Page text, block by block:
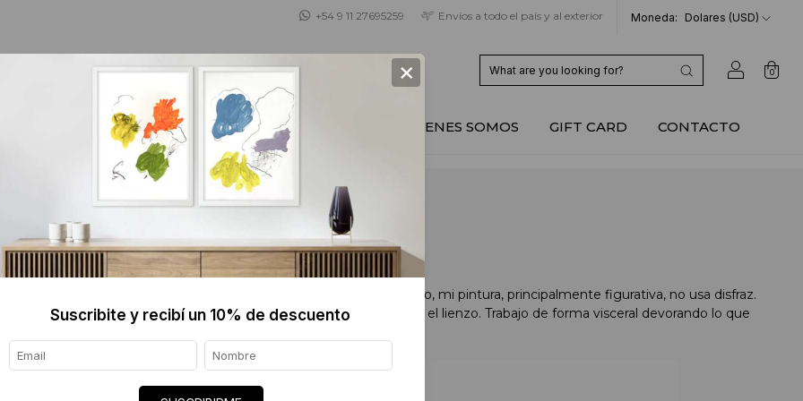
+54 9 11 27695259 Envíos a todo el país y al exterior Moneda: Dolares (USD)
0
TIENDA DE OBJETOS QUIENES SOMOS GIFT CARD CONTACTO
Víctor Moser
1983, Argentina
Desde el inconsciente, la memoria y lo incierto, mi pintura, principalmente figurativa, no usa disfraz.
Las emociones y los sentimientos consumen el lienzo. Trabajo de forma visceral devorando lo que
×
Suscribite y recibí un 10% de descuento